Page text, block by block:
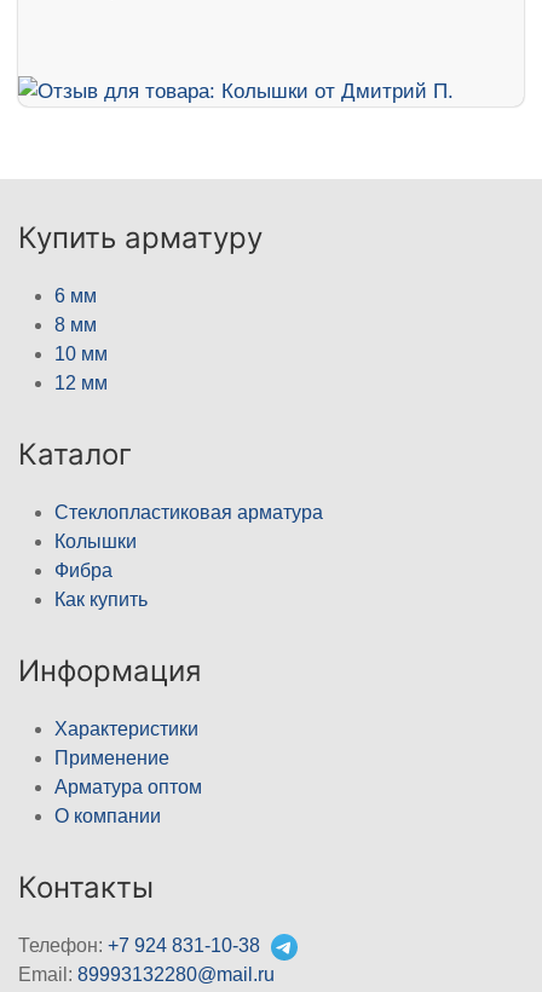
Купить арматуру
6 мм
8 мм
10 мм
12 мм
Каталог
Стеклопластиковая арматура
Колышки
Фибра
Как купить
Информация
Характеристики
Применение
Арматура оптом
О компании
Контакты
Телефон: +7 924 831-10-38
Email: 89993132280@mail.ru